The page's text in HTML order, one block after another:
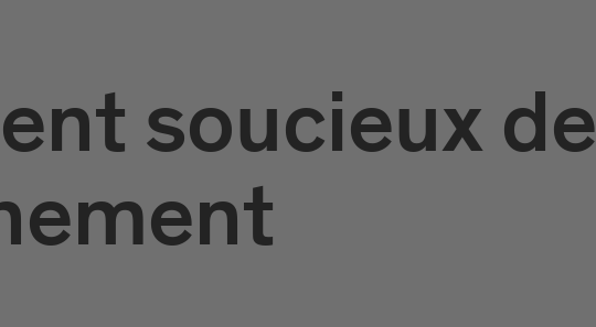
soucieux de